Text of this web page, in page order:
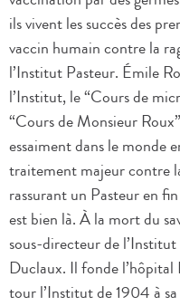
ils vivent les succès des
vaccin humain contre la
l’Institut Pasteur. Émile
l’Institut, le “Cours de
“Cours de Monsieur
essaiment dans le monde
traitement majeur contre
rassurant un Pasteur en
est bien là. À la mort du
sous-directeur de
Duclaux. Il fonde
tour l’Institut de 1904 à